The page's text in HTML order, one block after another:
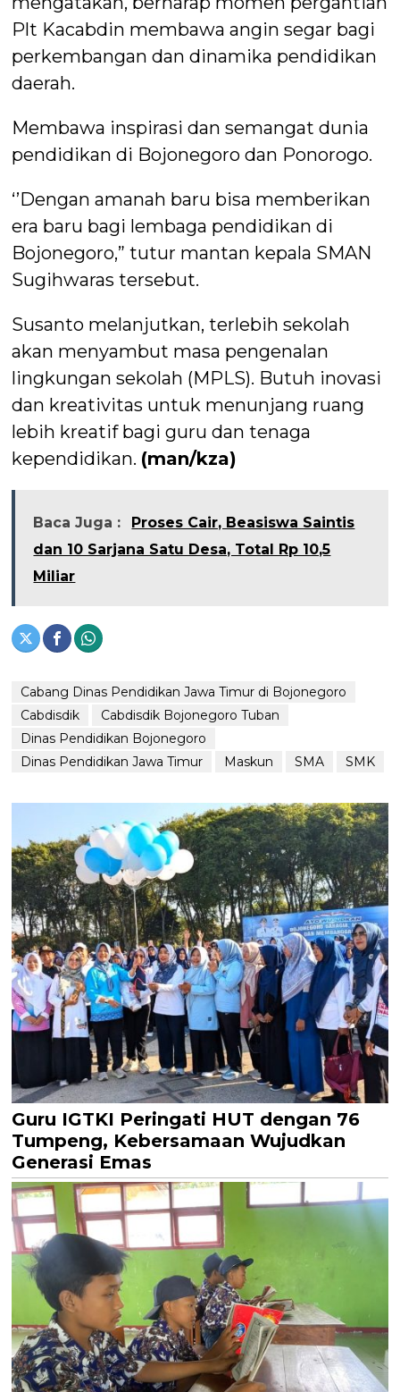
Plt Kacabdin membawa angin segar bagi
perkembangan dan dinamika pendidikan
daerah.
Membawa inspirasi dan semangat dunia
pendidikan di Bojonegoro dan Ponorogo.
‘’Dengan amanah baru bisa memberikan
era baru bagi lembaga pendidikan di
Bojonegoro,” tutur mantan kepala SMAN
Sugihwaras tersebut.
Susanto melanjutkan, terlebih sekolah
akan menyambut masa pengenalan
lingkungan sekolah (MPLS). Butuh inovasi
dan kreativitas untuk menunjang ruang
lebih kreatif bagi guru dan tenaga
kependidikan. (man/kza)
Baca Juga :
Proses Cair, Beasiswa Saintis
dan 10 Sarjana Satu Desa, Total Rp 10,5
Miliar
Cabang Dinas Pendidikan Jawa Timur di Bojonegoro
Cabdisdik
Cabdisdik Bojonegoro Tuban
Dinas Pendidikan Bojonegoro
Dinas Pendidikan Jawa Timur
Maskun SMA SMK
Guru IGTKI Peringati HUT dengan 76
Tumpeng, Kebersamaan Wujudkan
Generasi Emas